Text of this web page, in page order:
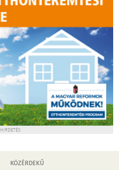
HIRDETÉS
KÖZÉRDEKŰ